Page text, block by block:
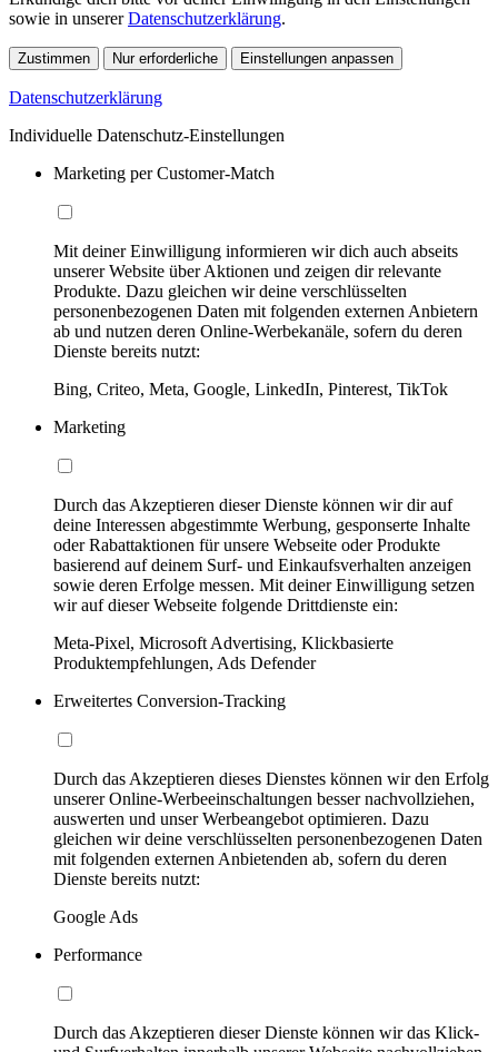
sowie in unsererDatenschutzerklärung.
Zustimmen Nur erforderliche Einstellungen anpassen
Datenschutzerklärung
Individuelle Datenschutz-Einstellungen
Marketing per Customer-Match
Mit deiner Einwilligung informieren wir dich auch abseits
unserer Website über Aktionen und zeigen dir relevante
Produkte. Dazu gleichen wir deine verschlüsselten
personenbezogenen Daten mit folgenden externen Anbietern
ab und nutzen deren Online-Werbekanäle, sofern du deren
Dienste bereits nutzt:
Bing, Criteo, Meta, Google, LinkedIn, Pinterest, TikTok
Marketing
Durch das Akzeptieren dieser Dienste können wir dir auf
deine Interessen abgestimmte Werbung, gesponserte Inhalte
oder Rabattaktionen für unsere Webseite oder Produkte
basierend auf deinem Surf- und Einkaufsverhalten anzeigen
sowie deren Erfolge messen. Mit deiner Einwilligung setzen
wir auf dieser Webseite folgende Drittdienste ein:
Meta-Pixel, Microsoft Advertising, Klickbasierte
Produktempfehlungen, Ads Defender
Erweitertes Conversion-Tracking
Durch das Akzeptieren dieses Dienstes können wir den Erfolg
unserer Online-Werbeeinschaltungen besser nachvollziehen,
auswerten und unser Werbeangebot optimieren. Dazu
gleichen wir deine verschlüsselten personenbezogenen Daten
mit folgenden externen Anbietenden ab, sofern du deren
Dienste bereits nutzt:
Google Ads
Performance
Durch das Akzeptieren dieser Dienste können wir das Klick-